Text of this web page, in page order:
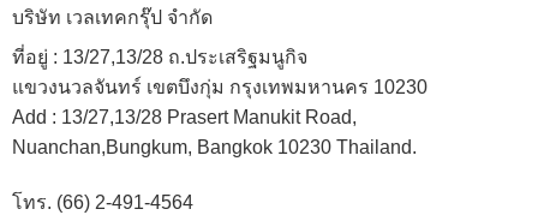
บริษัท เวลเทคกรุ๊ป จำกัด
ที่อยู่ : 13/27,13/28 ถ.ประเสริฐมนูกิจ
แขวงนวลจันทร์ เขตบึงกุ่ม กรุงเทพมหานคร 10230
Add : 13/27,13/28 Prasert Manukit Road,
Nuanchan,Bungkum, Bangkok 10230 Thailand.
โทร. (66) 2-491-4564